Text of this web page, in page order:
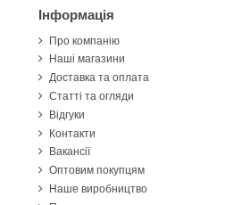
Інформація
Про компанію
Наші магазини
Доставка та оплата
Статті та огляди
Відгуки
Контакти
Вакансії
Оптовим покупцям
Наше виробництво